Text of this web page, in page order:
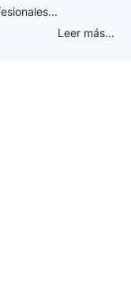
Leer más...